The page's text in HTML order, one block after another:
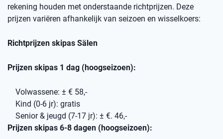
rekening houden met onderstaande richtprijzen. Deze
prijzen variëren afhankelijk van seizoen en wisselkoers:
Richtprijzen skipas Sälen
Prijzen skipas 1 dag (hoogseizoen):
Volwassene: ± € 58,-
Kind (0-6 jr): gratis
Senior & jeugd (7-17 jr): ± €. 46,-
Prijzen skipas 6-8 dagen (hoogseizoen):